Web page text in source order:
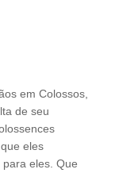
em Colossos,
de seu
eles
eles. Que